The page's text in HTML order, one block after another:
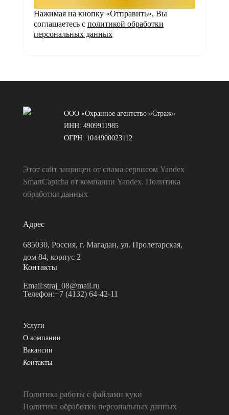
Нажимая на кнопку «Отправить», Вы
соглашаетесь с политикой обработки
персональных данных
ООО «Охранное агентство «Страж»
ИНН: 4909911985
ОГРН: 1044900023112
Адрес
685030, Россия, г. Магадан, ул. Пролетарская,
дом 84, корпус 2
Контакты
Email:straj_08@mail.ru
Телефон:+7 (4132) 64-42-11
Услуги
О компании
Вакансии
Контакты
Этот сайт защищен от спама сервисом Yandex
SmartCaptcha от компании Yandex. Политика
обработки данных
Политика работы с файлами куки
Политика обработки персональных данных